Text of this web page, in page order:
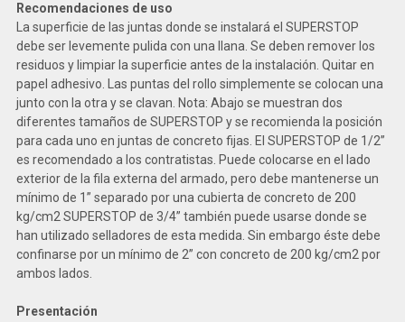
Recomendaciones de uso
La superficie de las juntas donde se instalará el SUPERSTOP
debe ser levemente pulida con una llana. Se deben remover los
residuos y limpiar la superficie antes de la instalación. Quitar en
papel adhesivo. Las puntas del rollo simplemente se colocan una
junto con la otra y se clavan. Nota: Abajo se muestran dos
diferentes tamaños de SUPERSTOP y se recomienda la posición
para cada uno en juntas de concreto fijas. El SUPERSTOP de 1/2”
es recomendado a los contratistas. Puede colocarse en el lado
exterior de la fila externa del armado, pero debe mantenerse un
mínimo de 1” separado por una cubierta de concreto de 200
kg/cm2 SUPERSTOP de 3/4” también puede usarse donde se
han utilizado selladores de esta medida. Sin embargo éste debe
confinarse por un mínimo de 2” con concreto de 200 kg/cm2 por
ambos lados.
Presentación